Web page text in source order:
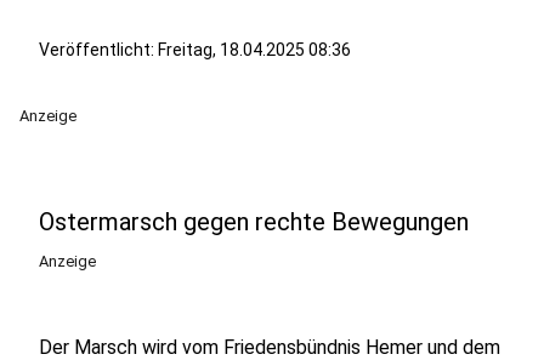
Veröffentlicht: Freitag, 18.04.2025 08:36
Anzeige
Ostermarsch gegen rechte Bewegungen
Anzeige
Der Marsch wird vom Friedensbündnis Hemer und dem